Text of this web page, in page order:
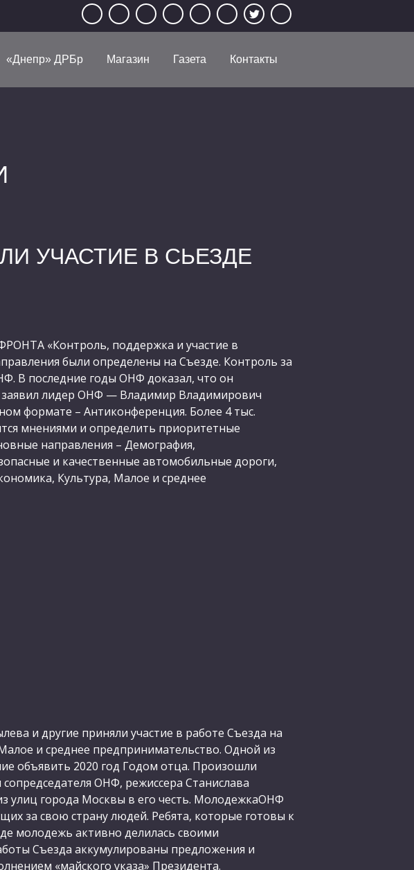
«Днепр» ДРБр Магазин Газета Контакты
УЧАСТИЕ В СЬЕЗДЕ
«Контроль, поддержка и участие в
были определены на Съезде. Контроль за
В последние годы ОНФ доказал, что он
заявил лидер ОНФ — Владимир Владимирович
формате – Антиконференция. Более 4 тыс.
мнениями и определить приоритетные
направления – Демография,
и качественные автомобильные дороги,
Культура, Малое и среднее
и другие приняли участие в работе Съезда на
и среднее предпринимательство. Одной из
объявить 2020 год Годом отца. Произошли
ОНФ, режиссера Станислава
улиц города Москвы в его честь. МолодежкаОНФ
за свою страну людей. Ребята, которые готовы к
молодежь активно делилась своими
Съезда аккумулированы предложения и
«майского указа» Президента.